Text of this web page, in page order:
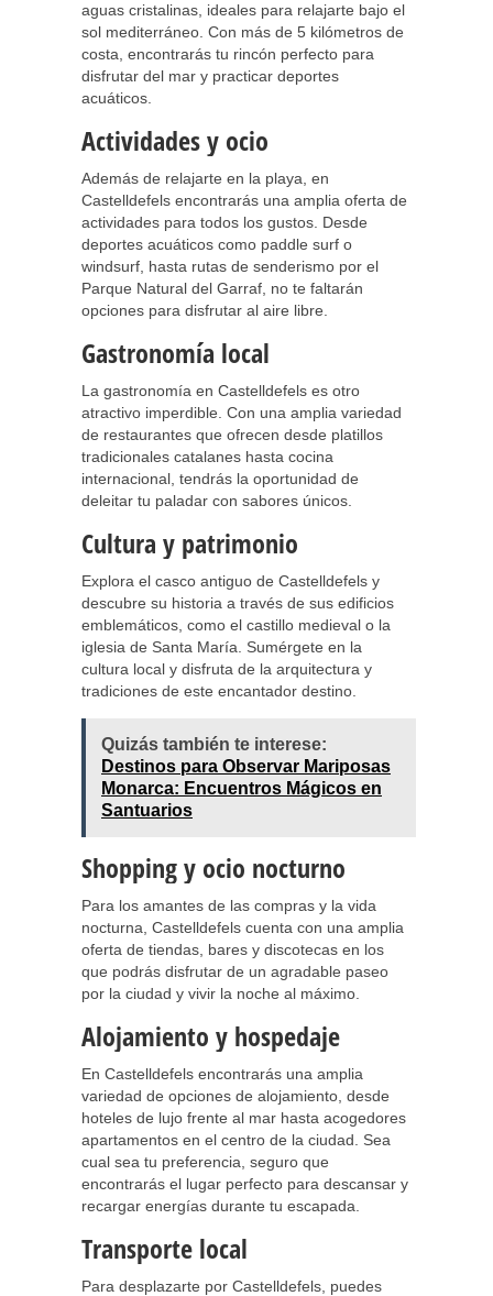
aguas cristalinas, ideales para relajarte bajo el
sol mediterráneo. Con más de 5 kilómetros de
costa, encontrarás tu rincón perfecto para
disfrutar del mar y practicar deportes
acuáticos.
Actividades y ocio
Además de relajarte en la playa, en
Castelldefels encontrarás una amplia oferta de
actividades para todos los gustos. Desde
deportes acuáticos como paddle surf o
windsurf, hasta rutas de senderismo por el
Parque Natural del Garraf, no te faltarán
opciones para disfrutar al aire libre.
Gastronomía local
La gastronomía en Castelldefels es otro
atractivo imperdible. Con una amplia variedad
de restaurantes que ofrecen desde platillos
tradicionales catalanes hasta cocina
internacional, tendrás la oportunidad de
deleitar tu paladar con sabores únicos.
Cultura y patrimonio
Explora el casco antiguo de Castelldefels y
descubre su historia a través de sus edificios
emblemáticos, como el castillo medieval o la
iglesia de Santa María. Sumérgete en la
cultura local y disfruta de la arquitectura y
tradiciones de este encantador destino.
Quizás también te interese:
Destinos para Observar Mariposas
Monarca: Encuentros Mágicos en
Santuarios
Shopping y ocio nocturno
Para los amantes de las compras y la vida
nocturna, Castelldefels cuenta con una amplia
oferta de tiendas, bares y discotecas en los
que podrás disfrutar de un agradable paseo
por la ciudad y vivir la noche al máximo.
Alojamiento y hospedaje
En Castelldefels encontrarás una amplia
variedad de opciones de alojamiento, desde
hoteles de lujo frente al mar hasta acogedores
apartamentos en el centro de la ciudad. Sea
cual sea tu preferencia, seguro que
encontrarás el lugar perfecto para descansar y
recargar energías durante tu escapada.
Transporte local
Para desplazarte por Castelldefels, puedes